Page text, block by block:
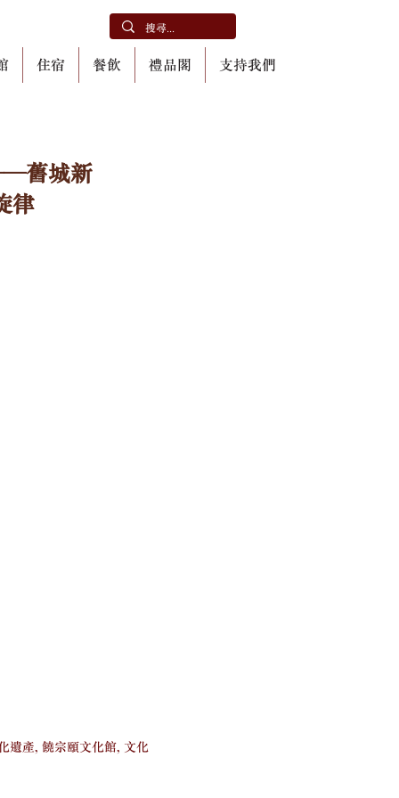
住宿 餐飲 禮品閣 支持我們
舊城新
律
遺產, 饒宗頤文化館, 文化